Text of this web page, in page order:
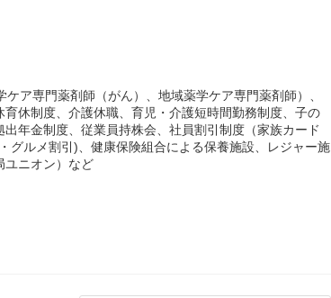
ア専門薬剤師（がん）、地域薬学ケア専門薬剤師）、
休制度、介護休職、育児・介護短時間勤務制度、子の
年金制度、従業員持株会、社員割引制度（家族カード
グルメ割引)、健康保険組合による保養施設、レジャー施
ユニオン）など